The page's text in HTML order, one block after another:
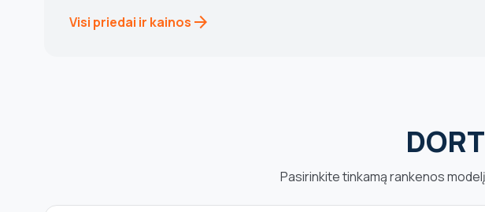
Visi priedai ir kainos arrow_forward
Pasirinkite tinkamą rankenos